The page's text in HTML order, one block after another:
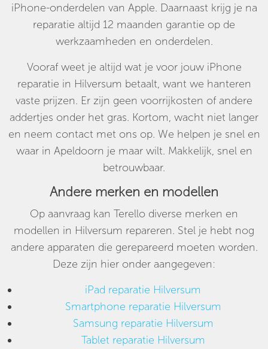
iPhone-onderdelen van Apple. Daarnaast krijg je na
reparatie altijd 12 maanden garantie op de
werkzaamheden en onderdelen.
Vooraf weet je altijd wat je voor jouw iPhone
reparatie in Hilversum betaalt, want we hanteren
vaste prijzen. Er zijn geen voorrijkosten of andere
addertjes onder het gras. Kortom, wacht niet langer
en neem contact met ons op. We helpen je snel en
waar in Apeldoorn je maar wilt. Makkelijk, snel en
betrouwbaar.
Andere merken en modellen
Op aanvraag kan Terello diverse merken en
modellen in Hilversum repareren. Stel je hebt nog
andere apparaten die gerepareerd moeten worden.
Deze zijn hier onder aangegeven:
iPad reparatie Hilversum
Smartphone reparatie Hilversum
Samsung reparatie Hilversum
Tablet reparatie Hilversum